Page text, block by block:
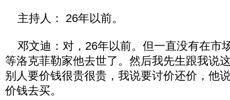
主持人： 26年以前。
邓文迪：对，26年以前。但一直没有在市
等洛克菲勒家他去世了。然后我先生跟我说
别人要价钱很贵很贵，我说要讨价还价，他
价钱去买。